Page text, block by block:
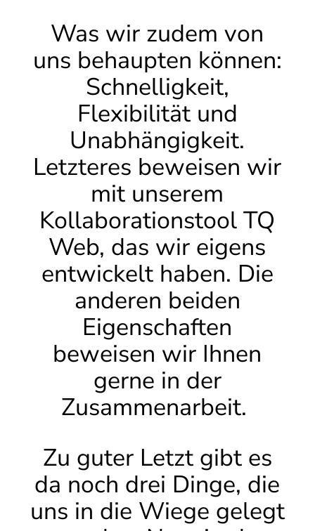
Was wir zudem von
uns behaupten können:
Schnelligkeit,
Flexibilität und
Unabhängigkeit.
Letzteres beweisen wir
mit unserem
Kollaborationstool TQ
Web, das wir eigens
entwickelt haben. Die
anderen beiden
Eigenschaften
beweisen wir Ihnen
gerne in der
Zusammenarbeit.
Zu guter Letzt gibt es
da noch drei Dinge, die
uns in die Wiege gelegt